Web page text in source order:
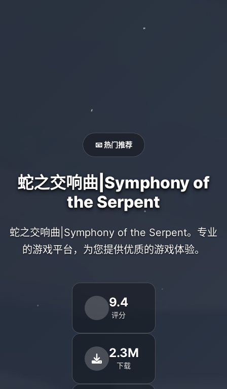
📧 热门推荐
蛇之交响曲|Symphony of
the Serpent
蛇之交响曲|Symphony of the Serpent。专业
的游戏平台，为您提供优质的游戏体验。
9.4
评分
2.3M
下载